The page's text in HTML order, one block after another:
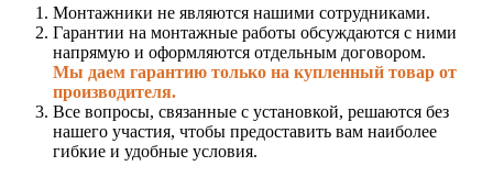
Монтажники не являются нашими сотрудниками.
Гарантии на монтажные работы обсуждаются с ними
напрямую и оформляются отдельным договором.
Мы даем гарантию только на купленный товар от
производителя.
Все вопросы, связанные с установкой, решаются без
нашего участия, чтобы предоставить вам наиболее
гибкие и удобные условия.